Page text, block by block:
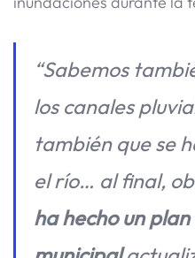
“Sabemos
los canales
también que se
el río… al final,
ha hecho un